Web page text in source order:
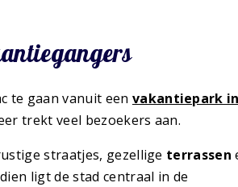
te gaan vanuit een vakantiepark in
trekt veel bezoekers aan.
straatjes, gezellige terrassen
ligt de stad centraal in de